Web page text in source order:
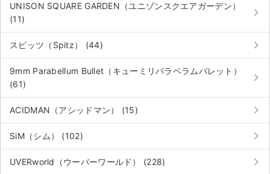
UNISON SQUARE GARDEN（ユニゾンスクエアガーデン）
(11)
keyboard_arrow_right
スピッツ（Spitz） (44) keyboard_arrow_right
9mm Parabellum Bullet（キューミリパラベラムバレット）
(61)
keyboard_arrow_right
ACIDMAN（アシッドマン） (15) keyboard_arrow_right
SiM（シム） (102) keyboard_arrow_right
UVERworld（ウーバーワールド） (228) keyboard_arrow_right